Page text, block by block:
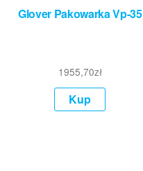
Glover Pakowarka Vp-35
1955,70zł
Kup